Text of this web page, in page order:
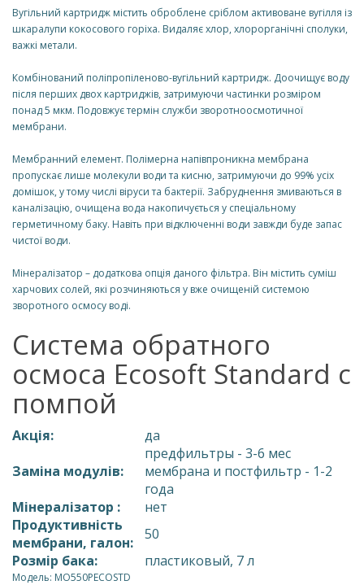
Вугільний картридж містить оброблене сріблом активоване вугілля із
шкаралупи кокосового горіха. Видаляє хлор, хлорорганічні сполуки,
важкі метали.
Комбінований поліпропіленово-вугільний картридж. Доочищує воду
після перших двох картриджів, затримуючи частинки розміром
понад 5 мкм. Подовжує термін служби зворотноосмотичної
мембрани.
Мембранний елемент. Полімерна напівпроникна мембрана
пропускає лише молекули води та кисню, затримуючи до 99% усіх
домішок, у тому числі віруси та бактерії. Забруднення змиваються в
каналізацію, очищена вода накопичується у спеціальному
герметичному баку. Навіть при відключенні води завжди буде запас
чистої води.
Мінералізатор – додаткова опція даного фільтра. Він містить суміш
харчових солей, які розчиняються у вже очищеній системою
зворотного осмосу воді.
Система обратного
осмоса Ecosoft Standard с
помпой
Акція:
да
Заміна модулів:
предфильтры - 3-6 мес
мембрана и постфильтр - 1-2
года
Мінералізатор :
нет
Продуктивність
мембрани, галон:
50
Розмір бака:
пластиковый, 7 л
Модель: MO550PECOSTD